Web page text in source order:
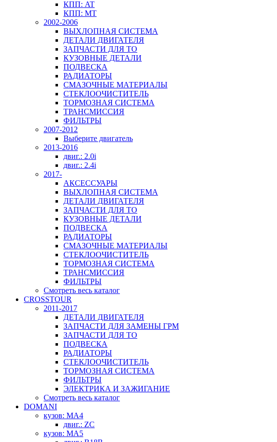
КПП: AT
КПП: MT
2002-2006
ВЫХЛОПНАЯ СИСТЕМА
ДЕТАЛИ ДВИГАТЕЛЯ
ЗАПЧАСТИ ДЛЯ ТО
КУЗОВНЫЕ ДЕТАЛИ
ПОДВЕСКА
РАДИАТОРЫ
СМАЗОЧНЫЕ МАТЕРИАЛЫ
СТЕКЛООЧИСТИТЕЛЬ
ТОРМОЗНАЯ СИСТЕМА
ТРАНСМИССИЯ
ФИЛЬТРЫ
2007-2012
Выберите двигатель
2013-2016
двиг.: 2.0i
двиг.: 2.4i
2017-
АКСЕССУАРЫ
ВЫХЛОПНАЯ СИСТЕМА
ДЕТАЛИ ДВИГАТЕЛЯ
ЗАПЧАСТИ ДЛЯ ТО
КУЗОВНЫЕ ДЕТАЛИ
ПОДВЕСКА
РАДИАТОРЫ
СМАЗОЧНЫЕ МАТЕРИАЛЫ
СТЕКЛООЧИСТИТЕЛЬ
ТОРМОЗНАЯ СИСТЕМА
ТРАНСМИССИЯ
ФИЛЬТРЫ
Смотреть весь каталог
CROSSTOUR
2011-2017
ДЕТАЛИ ДВИГАТЕЛЯ
ЗАПЧАСТИ ДЛЯ ЗАМЕНЫ ГРМ
ЗАПЧАСТИ ДЛЯ ТО
ПОДВЕСКА
РАДИАТОРЫ
СТЕКЛООЧИСТИТЕЛЬ
ТОРМОЗНАЯ СИСТЕМА
ФИЛЬТРЫ
ЭЛЕКТРИКА И ЗАЖИГАНИЕ
Смотреть весь каталог
DOMANI
кузов: MA4
двиг.: ZC
кузов: MA5